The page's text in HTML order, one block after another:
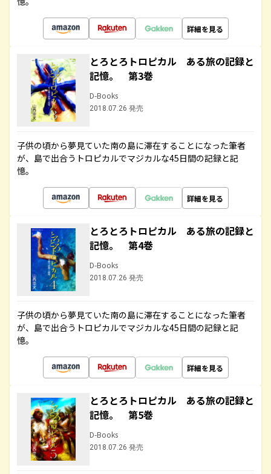
詳細を見る
とろとろトロピカル ある旅の記録と
記憶。 第3巻
D-Books
2018.07.26 発売
子供の頃から夢見ていた南の島に滞在することになった筆者
が、島で出合うトロピカルでマジカルな45日間の記録と記
憶。
詳細を見る
とろとろトロピカル ある旅の記録と
記憶。 第4巻
D-Books
2018.07.26 発売
子供の頃から夢見ていた南の島に滞在することになった筆者
が、島で出合うトロピカルでマジカルな45日間の記録と記
憶。
詳細を見る
とろとろトロピカル ある旅の記録と
記憶。 第5巻
D-Books
2018.07.26 発売